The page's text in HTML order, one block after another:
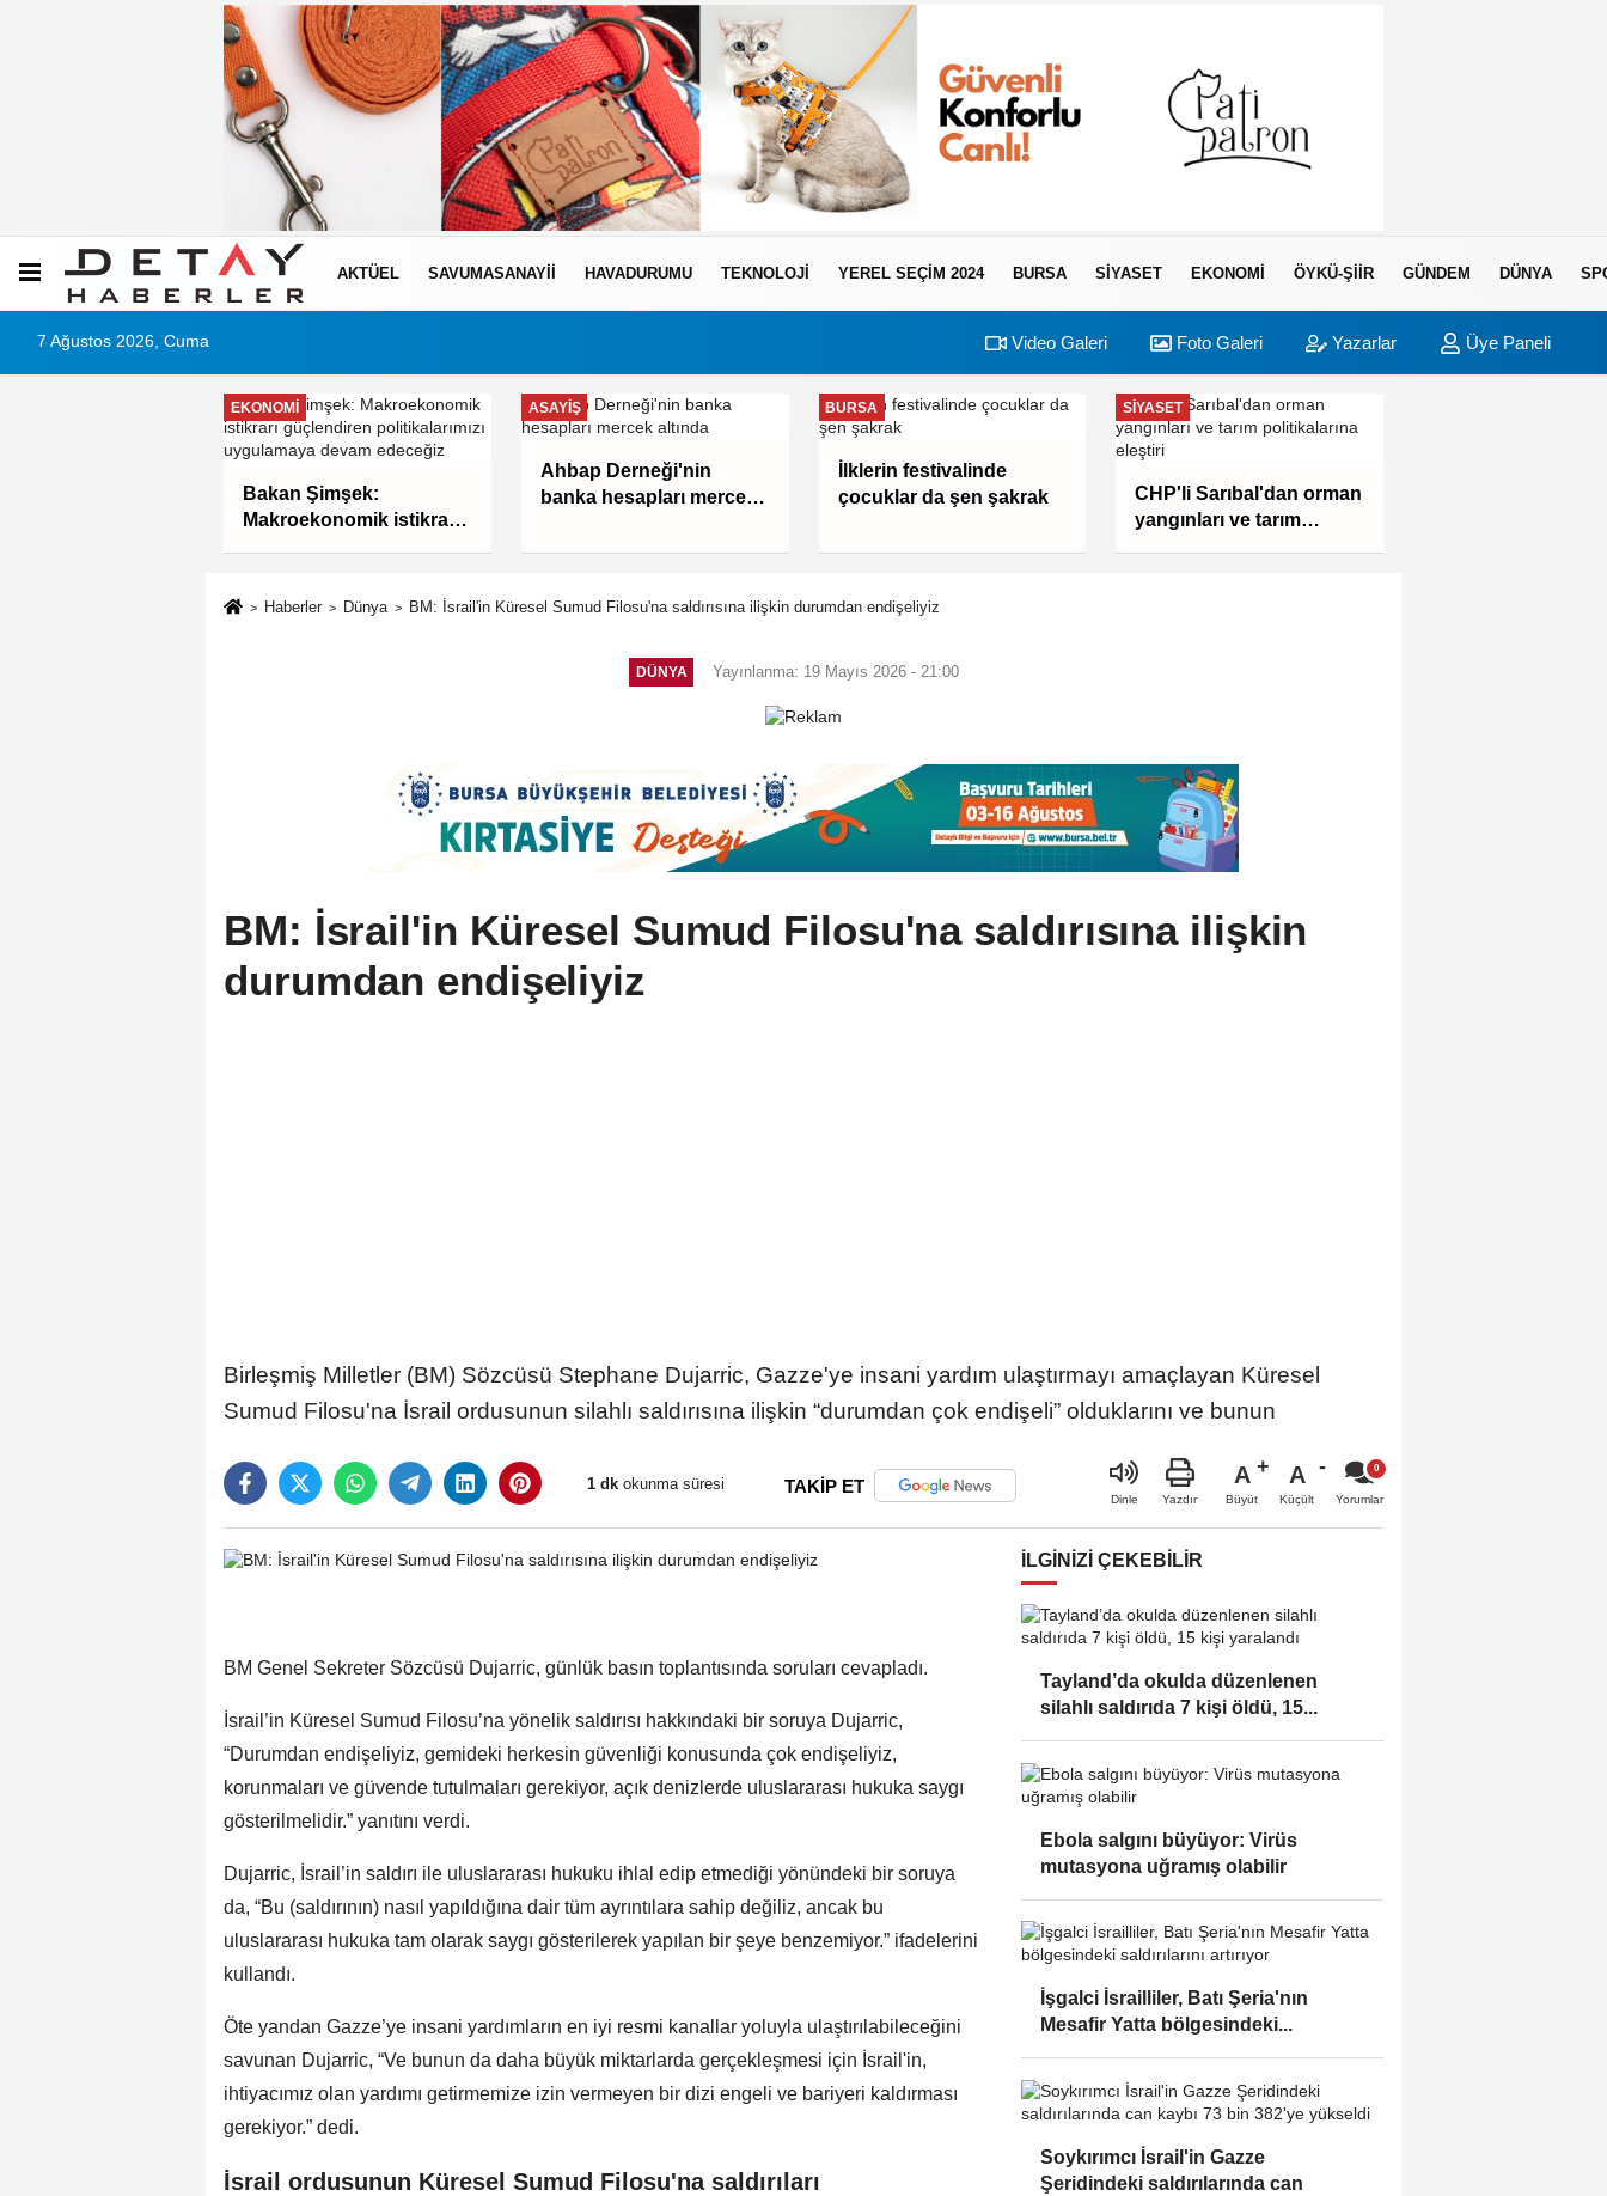
AKTÜEL SAVUMASANAYII HAVADURUMU TEKNOLOJI YEREL SEÇİM 2024 BURSA SIYASET EKONOMI ÖYKÜ-ŞIIR GÜNDEM DÜNYA
7 Ağustos 2026, Cuma Video Galeri Foto Galeri Yazarlar Üye Paneli
EKONOMI
Bakan Şimşek:
Makroekonomik istikrarı
uygulamaya devam
ASAYIŞ
Ahbap Derneği'nin
banka hesapları mercek
BURSA
İlklerin festivalinde
çocuklar da şen şakrak
SIYASET
CHP'li Sarıbal'dan orman
yangınları ve tarım
Haberler Dünya BM: İsrail'in Küresel Sumud Filosu'na saldırısına ilişkin durumdan endişeliyiz
DÜNYA Yayınlanma: 19 Mayıs 2026 - 21:00
BM: İsrail'in Küresel Sumud Filosu'na saldırısına ilişkin
durumdan endişeliyiz
Birleşmiş Milletler (BM) Sözcüsü Stephane Dujarric, Gazze'ye insani yardım ulaştırmayı amaçlayan Küresel
Sumud Filosu'na İsrail ordusunun silahlı saldırısına ilişkin “durumdan çok endişeli” olduklarını ve bunun
1 dk okunma süresi TAKİP ET
Dinle Yazdır
A
Büyüt
A
Küçült Yorumlar
BM Genel Sekreter Sözcüsü Dujarric, günlük basın toplantısında soruları cevapladı.
İsrail’in Küresel Sumud Filosu’na yönelik saldırısı hakkındaki bir soruya Dujarric,
“Durumdan endişeliyiz, gemideki herkesin güvenliği konusunda çok endişeliyiz,
korunmaları ve güvende tutulmaları gerekiyor, açık denizlerde uluslararası hukuka saygı
gösterilmelidir.” yanıtını verdi.
Dujarric, İsrail’in saldırı ile uluslararası hukuku ihlal edip etmediği yönündeki bir soruya
da, “Bu (saldırının) nasıl yapıldığına dair tüm ayrıntılara sahip değiliz, ancak bu
uluslararası hukuka tam olarak saygı gösterilerek yapılan bir şeye benzemiyor.” ifadelerini
kullandı.
Öte yandan Gazze’ye insani yardımların en iyi resmi kanallar yoluyla ulaştırılabileceğini
savunan Dujarric, “Ve bunun da daha büyük miktarlarda gerçekleşmesi için İsrail'in,
ihtiyacımız olan yardımı getirmemize izin vermeyen bir dizi engeli ve bariyeri kaldırması
gerekiyor.” dedi.
⁠İsrail ordusunun Küresel Sumud Filosu'na saldırıları
İLGINIZI ÇEKEBILIR
Tayland’da okulda düzenlenen
silahlı saldırıda 7 kişi öldü, 15...
Ebola salgını büyüyor: Virüs
mutasyona uğramış olabilir
İşgalci İsrailliler, Batı Şeria'nın
Mesafir Yatta bölgesindeki...
Soykırımcı İsrail'in Gazze
Şeridindeki saldırılarında can